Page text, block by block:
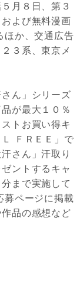
月８日、第３
よび無料漫画
ほか、交通広告
３系、東京メ
ん」シリーズ
が最大１０％
トお買い得キ
ＦＲＥＥ」で
さん」汗取り
ントするキャ
まで実施して
募ページに掲載
品の感想など